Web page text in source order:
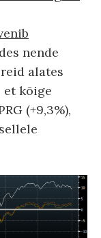
nende
alates
et kõige
(+9,3%),